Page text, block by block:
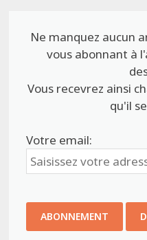
Ne manquez aucun
vous abonnant à
Vous recevrez ainsi
qu'il
Votre email: